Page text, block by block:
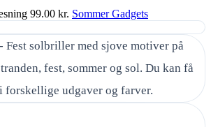
99.00 kr. Sommer Gadgets
Fest solbriller med sjove motiver på
fest, sommer og sol. Du kan få
forskellige udgaver og farver.